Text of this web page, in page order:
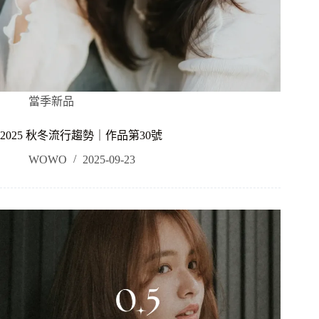
當季新品
2025 秋冬流行趨勢｜作品第30號
WOWO
2025-09-23